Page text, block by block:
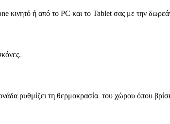
κινητό ή από το PC και το Tablet σας με την
ρυθμίζει τη θερμοκρασία του χώρου όπου